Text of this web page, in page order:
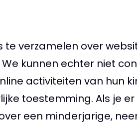
verzamelen over
kunnen echter niet
activiteiten van hun
toestemming. Als je
een minderjarige,